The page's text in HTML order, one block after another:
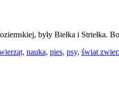
były Biełka i Striełka.
nauka, pies, psy, świat